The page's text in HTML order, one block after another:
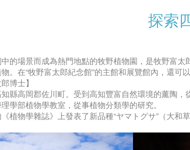
探索
的場景而成為熱門地點的牧野植物園，是牧野富
。在“牧野富太郎紀念館”的主館和展覽館內，還可
博士】
縣高岡郡佐川町。受到高知豐富自然環境的薰陶
學部植物學教室，從事植物分類學的研究。
植物學雜誌》上發表了新品種“ヤマトグサ”（大和